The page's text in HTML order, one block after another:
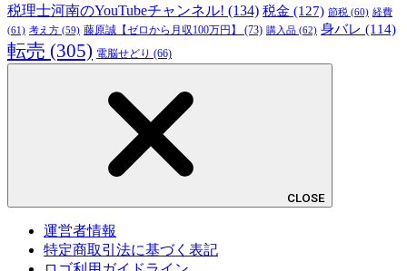
税理士河南のYouTubeチャンネル! (134) 税金 (127) 節税 (60) 経費
(61) 考え方 (59) 藤原誠【ゼロから月収100万円】 (73) 購入品 (62) 身バレ (114)
転売 (305) 電脳せどり (66)
CLOSE
運営者情報
特定商取引法に基づく表記